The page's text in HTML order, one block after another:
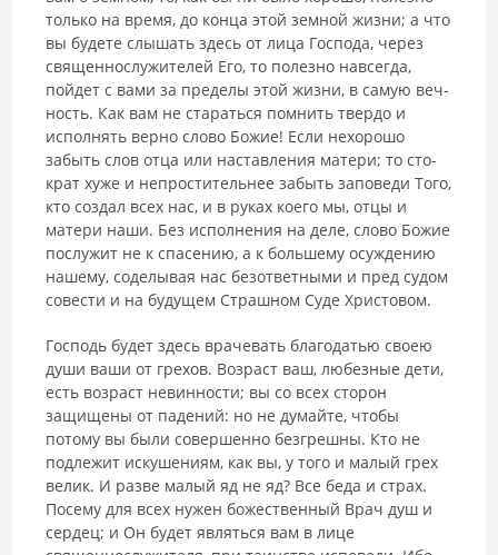
только на время, до конца этой земной жизни; а что
вы будете слышать здесь от лица Господа, через
священнослужителей Его, то полезно навсегда,
пойдет с вами за пределы этой жизни, в самую веч­
ность. Как вам не стараться помнить твердо и
исполнять верно слово Божие! Если нехорошо
забыть слов отца или наставления матери; то сто­
крат хуже и непростительнее забыть заповеди Того,
кто создал всех нас, и в руках коего мы, отцы и
матери наши. Без исполнения на деле, слово Божие
послужит не к спасению, а к большему осуждению
нашему, соделывая нас безответными и пред судом
совести и на будущем Страшном Суде Христовом.
Господь будет здесь врачевать благодатью своею
души ваши от гре­хов. Возраст ваш, любезные дети,
есть возраст невинности; вы со всех сторон
защищены от падений: но не думайте, чтобы
потому вы были со­вершенно безгрешны. Кто не
подлежит искушениям, как вы, у того и малый грех
велик. И разве малый яд не яд? Все беда и страх.
Посему для всех нужен божественный Врач душ и
сердец; и Он будет являться вам в лице